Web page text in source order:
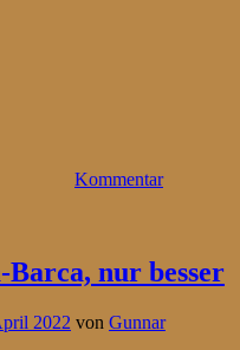
Kommentar
nur besser
2022 von Gunnar